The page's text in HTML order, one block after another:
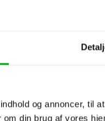
og annoncer, til
din brug af vores